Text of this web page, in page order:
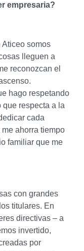
empresaria?
Aticeo somos
lleguen a
reconozcan el
hago respetando
respecta a la
cada
ahorra tiempo
familiar que me
con grandes
titulares. En
directivas – a
invertido,
por